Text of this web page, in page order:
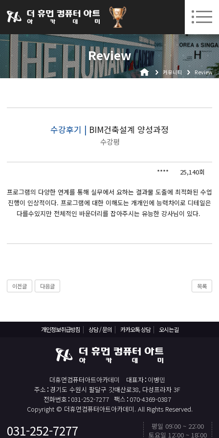
031-252-7277 수원캠퍼스 개강 08. 12.(수)
로그인 회원가입 고객센터
Review
커뮤니티 Review
수강후기 | BIM건축설계 양성과정
수강평
**** 25,140회
프로그램의 다양한 연계를 통해 실무에서 요하는 결과물 도출에 최적화된 수업
진행이 인상적이다. 프로그램에 대한 이해도는 개개인에 능력차이로 디테일은
다를수있지만 전체적인 바운더리를 잡아주시는 유능한 강사님이 있다.
이전글 다음글 목록
개인정보취급방침 상담 / 문의 카카오톡 상담 오시는길
더휴먼컴퓨터아트아카데미 대표자 이병민
주소 경기도 수원시 팔달구 갓매산로38, 다성프라자 3F
전화번호 031-252-7277 팩스 070-4369-0387
Copyright © 더휴먼컴퓨터아트아카데미. All Rights Reserved.
031-252-7277
평일 09:00 ~ 22:00
토요일 12:00 ~ 18:00
TOP
아카데미소개
인사말
오시는길
생성형AI
BIM 건축설계 및 실내건축설계(캐드(CAD),맥스(MAX),레빗(REVIT))실무자 양성과정
React, Veu 프레임워크 기반 프론트엔드 개발 양성 지원
디지털컨버전스 자바(JAVA)개발자(전자정부 프레임워크/SPRING)
전기기능사(필기+실기) 자격증 취득과정
포토샵 자격증 취득과정(GTQ1급)
일러스트 자격증 취득과정(GTQi 1급)
전산회계 1급 / FAT 1급 자격증 취득과정
전산세무 2급 / TAT 2급 자격증 취득과정